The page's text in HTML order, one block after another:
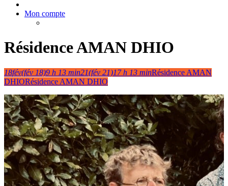
Mon compte
Résidence AMAN DHIO
18fév(fév 18)9 h 13 min21(fév 21)17 h 13 minRésidence AMAN
DHIORésidence AMAN DHIO